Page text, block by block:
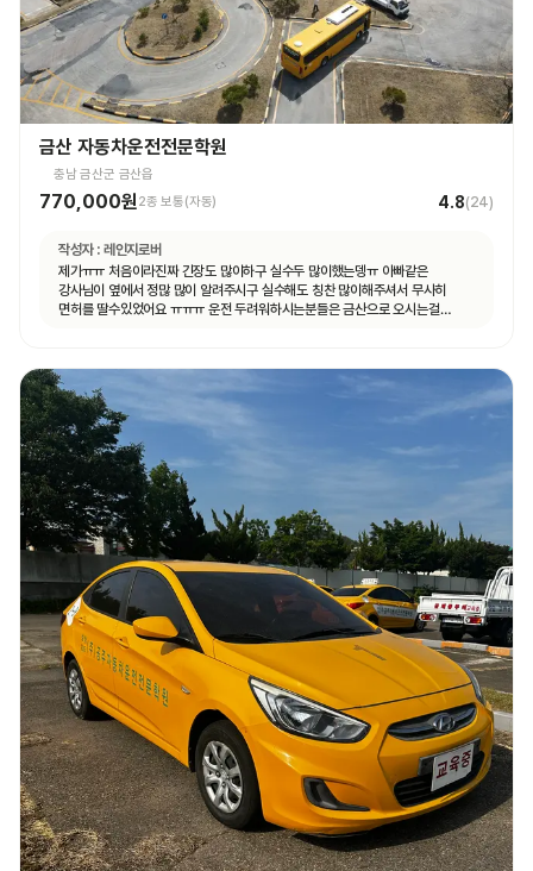
금산 자동차운전전문학원
충남 금산군 금산읍
770,000원2종 보통(자동) 4.8(24)
작성자 : 레인지로버
제가ㅠㅠ 처음이라진짜 긴장도 많이하구 실수두 많이했는뎅ㅠ 아빠같은
강사님이 옆에서 정많 많이 알려주시구 실수해도 칭찬 많이해주셔서 무사히
면허를 딸수있었어요 ㅠㅠㅠ 운전 두려워하시는분들은 금산으로 오시는걸